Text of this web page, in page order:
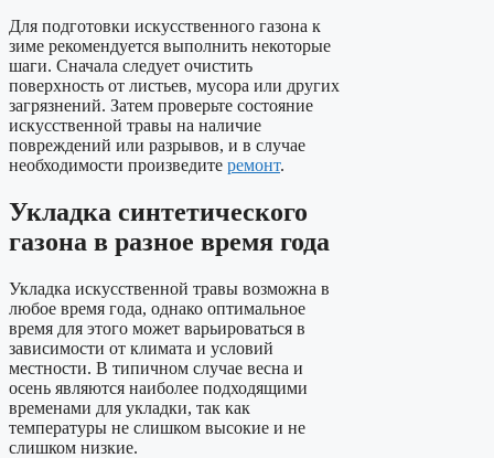
Для подготовки искусственного газона к
зиме рекомендуется выполнить некоторые
шаги. Сначала следует очистить
поверхность от листьев, мусора или других
загрязнений. Затем проверьте состояние
искусственной травы на наличие
повреждений или разрывов, и в случае
необходимости произведите ремонт.
Укладка синтетического
газона в разное время года
Укладка искусственной травы возможна в
любое время года, однако оптимальное
время для этого может варьироваться в
зависимости от климата и условий
местности. В типичном случае весна и
осень являются наиболее подходящими
временами для укладки, так как
температуры не слишком высокие и не
слишком низкие.